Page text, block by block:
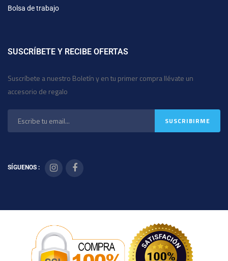
Bolsa de trabajo
SUSCRÍBETE Y RECIBE OFERTAS
Suscríbete a nuestro Boletín y en tu primer compra llévate un
accesorio de regalo
SÍGUENOS :